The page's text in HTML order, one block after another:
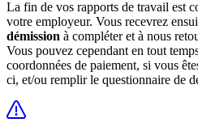
La fin de vos rapports de travail est
votre employeur. Vous recevrez
démission à compléter et à nous
Vous pouvez cependant en tout
coordonnées de paiement, si vous
ci, et/ou remplir le questionnaire de